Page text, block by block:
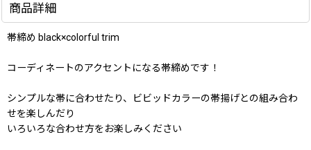
商品詳細
帯締め black×colorful trim
コーディネートのアクセントになる帯締めです！
シンプルな帯に合わせたり、ビビッドカラーの帯揚げとの組み合わ
せを楽しんだり
いろいろな合わせ方をお楽しみください